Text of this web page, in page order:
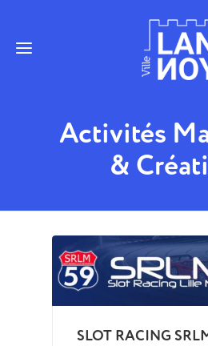
Activités
&
SLOT RACING